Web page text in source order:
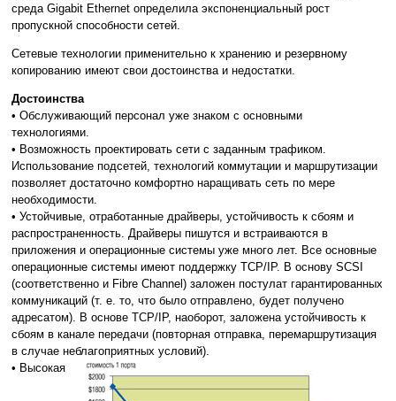
среда Gigabit Ethernet определила экспоненциальный рост
пропускной способности сетей.
Сетевые технологии применительно к хранению и резервному
копированию имеют свои достоинства и недостатки.
Достоинства
• Обслуживающий персонал уже знаком с основными
технологиями.
• Возможность проектировать сети с заданным трафиком.
Использование подсетей, технологий коммутации и маршрутизации
позволяет достаточно комфортно наращивать сеть по мере
необходимости.
• Устойчивые, отработанные драйверы, устойчивость к сбоям и
распространенность. Драйверы пишутся и встраиваются в
приложения и операционные системы уже много лет. Все основные
операционные системы имеют поддержку TCP/IP. В основу SCSI
(соответственно и Fibre Channel) заложен постулат гарантированных
коммуникаций (т. е. то, что было отправлено, будет получено
адресатом). В основе TCP/IP, наоборот, заложена устойчивость к
сбоям в канале передачи (повторная отправка, перемаршрутизация
в случае неблагоприятных условий).
• Высокая